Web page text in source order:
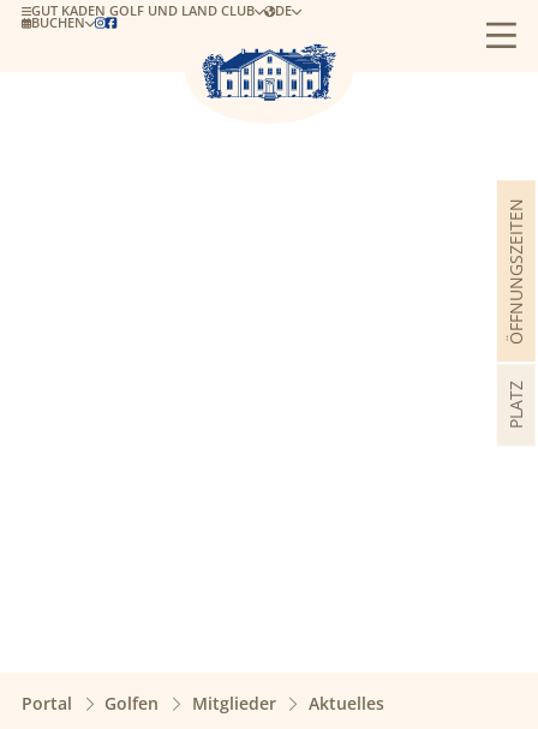
BUCHEN 
GUT KADEN GOLF UND LAND CLUB DE
PLATZ
ÖFFNUNGSZEITEN
Portal Golfen Mitglieder Aktuelles